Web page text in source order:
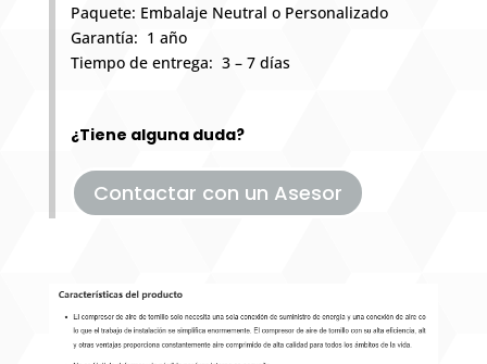
Paquete: Embalaje Neutral o Personalizado
Garantía: 1 año
Tiempo de entrega: 3 – 7 días
¿Tiene alguna duda?
Contactar con un Asesor